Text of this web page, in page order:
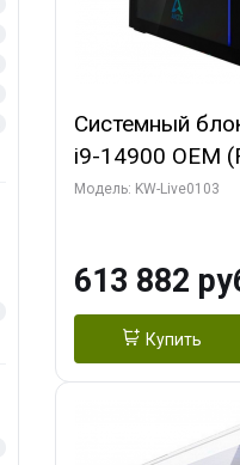
Системный
i9-14900 OEM
C24 16EC/
Turbo/ 960 ГБ
Модель: KW-Live0103
613 882
Купить